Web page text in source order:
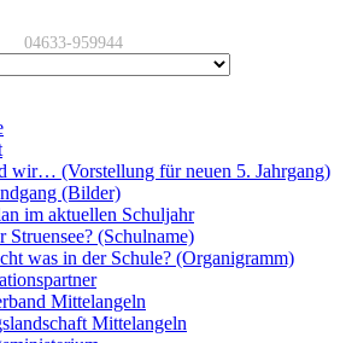
04633-959944
wir… (Vorstellung für neuen 5. Jahrgang)
(Bilder)
im aktuellen Schuljahr
Struensee? (Schulname)
was in der Schule? (Organigramm)
Mittelangeln
Mittelangeln